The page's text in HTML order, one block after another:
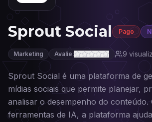
Sprout Social Pago
Marketing Avalie: 9
Sprout Social é uma plataforma de
mídias sociais que permite planejar,
analisar o desempenho do conteúdo.
ferramentas de IA, a plataforma